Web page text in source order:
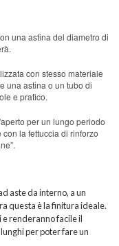
una astina del diametro di
con stesso materiale
una astina o un tubo di
e pratico.
per un lungo periodo
la fettuccia di rinforzo
aste da interno, a un
questa è la finitura ideale.
e renderanno facile il
per poter fare un